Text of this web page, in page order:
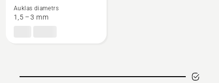
par
Trimmera
Auklas diametrs
1,5 – 3 mm